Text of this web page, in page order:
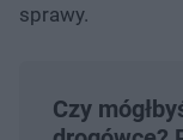
sprawy.
Czy